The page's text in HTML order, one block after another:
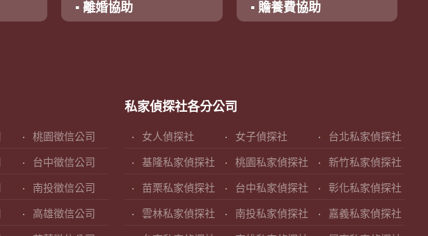
▪ 離婚協助 ▪ 贍養費協助
桃園徵信公司
台中徵信公司
南投徵信公司
高雄徵信公司
私家偵探社各分公司
女人偵探社 女子偵探社 台北私家偵探社
基隆私家偵探社 桃園私家偵探社 新竹私家偵探社
苗栗私家偵探社 台中私家偵探社 彰化私家偵探社
雲林私家偵探社 南投私家偵探社 嘉義私家偵探社